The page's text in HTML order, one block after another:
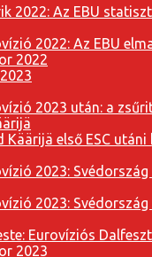
2022: Az EBU
2022: Az EBU
2022
2023 után: a
Käärijä első ESC
2023: Svédország
2023:
Eurovíziós
2023